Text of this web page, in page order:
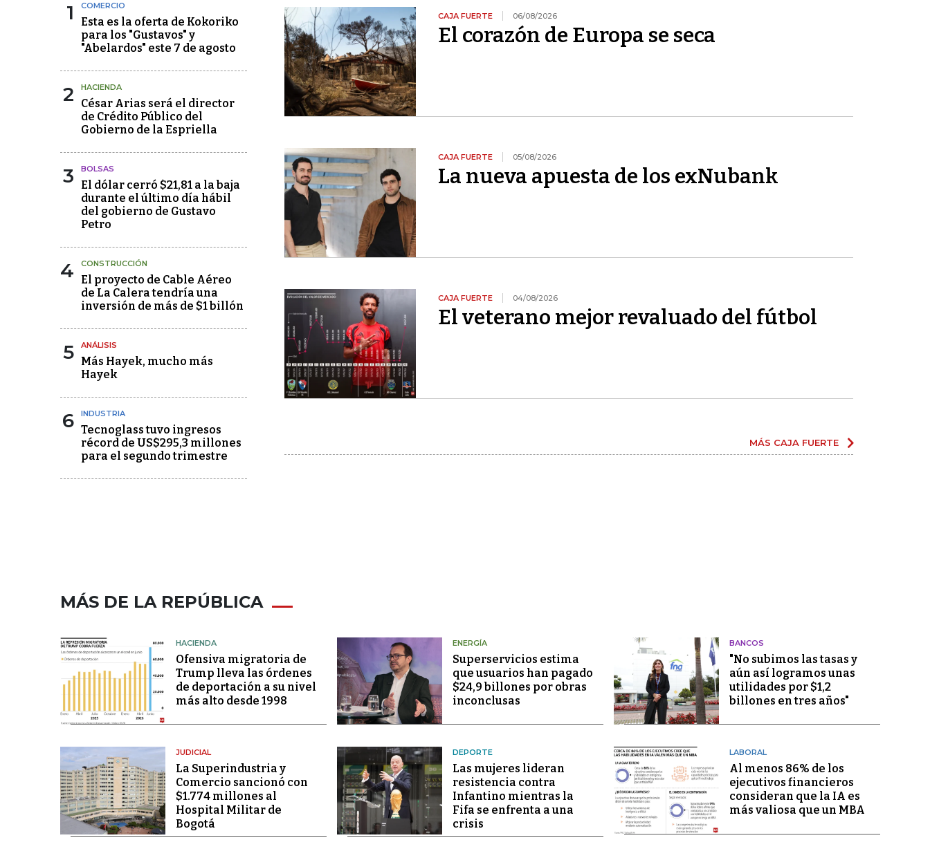
1 COMERCIO
Esta es la oferta de Kokoriko
para los "Gustavos" y
"Abelardos" este 7 de agosto
2 HACIENDA
César Arias será el director
de Crédito Público del
Gobierno de la Espriella
3 BOLSAS
El dólar cerró $21,81 a la baja
durante el último día hábil
del gobierno de Gustavo
Petro
4 CONSTRUCCIÓN
El proyecto de Cable Aéreo
de La Calera tendría una
inversión de más de $1 billón
5 ANÁLISIS
Más Hayek, mucho más
Hayek
6 INDUSTRIA
Tecnoglass tuvo ingresos
récord de US$295,3 millones
para el segundo trimestre
CAJA FUERTE 06/08/2026
El corazón de Europa se seca
CAJA FUERTE 05/08/2026
La nueva apuesta de los exNubank
CAJA FUERTE 04/08/2026
El veterano mejor revaluado del fútbol
MÁS CAJA FUERTE
MÁS DE LA REPÚBLICA
HACIENDA
Ofensiva migratoria de
Trump lleva las órdenes
de deportación a su nivel
más alto desde 1998
ENERGÍA
Superservicios estima
que usuarios han pagado
$24,9 billones por obras
inconclusas
BANCOS
"No subimos las tasas y
aún así logramos unas
utilidades por $1,2
billones en tres años"
JUDICIAL
La Superindustria y
Comercio sancionó con
$1.774 millones al
Hospital Militar de
Bogotá
DEPORTE
Las mujeres lideran
resistencia contra
Infantino mientras la
Fifa se enfrenta a una
crisis
LABORAL
Al menos 86% de los
ejecutivos financieros
consideran que la IA es
más valiosa que un MBA